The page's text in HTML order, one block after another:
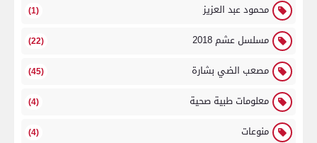
محمود عبد العزيز (1)
مسلسل عشم 2018 (22)
مصعب الضي بشارة (45)
معلومات طبية صحية (4)
منوعات (4)